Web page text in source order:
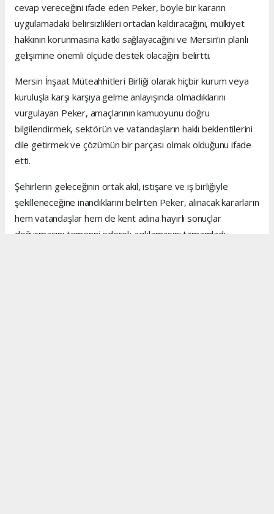
cevap vereceğini ifade eden Peker, böyle bir kararın
uygulamadaki belirsizlikleri ortadan kaldıracağını, mülkiyet
hakkının korunmasına katkı sağlayacağını ve Mersin’in planlı
gelişimine önemli ölçüde destek olacağını belirtti.
Mersin İnşaat Müteahhitleri Birliği olarak hiçbir kurum veya
kuruluşla karşı karşıya gelme anlayışında olmadıklarını
vurgulayan Peker, amaçlarının kamuoyunu doğru
bilgilendirmek, sektörün ve vatandaşların haklı beklentilerini
dile getirmek ve çözümün bir parçası olmak olduğunu ifade
etti.
Şehirlerin geleceğinin ortak akıl, istişare ve iş birliğiyle
şekilleneceğine inandıklarını belirten Peker, alınacak kararların
hem vatandaşlar hem de kent adına hayırlı sonuçlar
doğurmasını temenni ederek açıklamasını tamamladı.